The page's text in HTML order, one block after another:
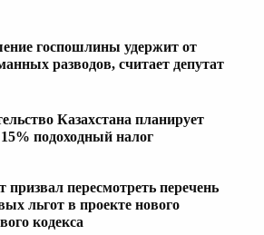
госпошлины удержит от
разводов, считает депутат
Казахстана планирует
подоходный налог
призвал пересмотреть перечень
льгот в проекте нового
кодекса